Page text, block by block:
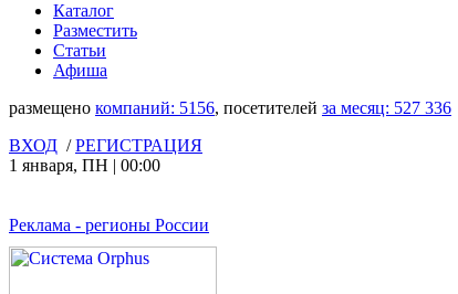
Каталог
Разместить
Статьи
Афиша
размещено компаний: 5156, посетителей за месяц: 527 336
ВХОД /РЕГИСТРАЦИЯ
1 января, ПН | 00:00
Реклама - регионы России